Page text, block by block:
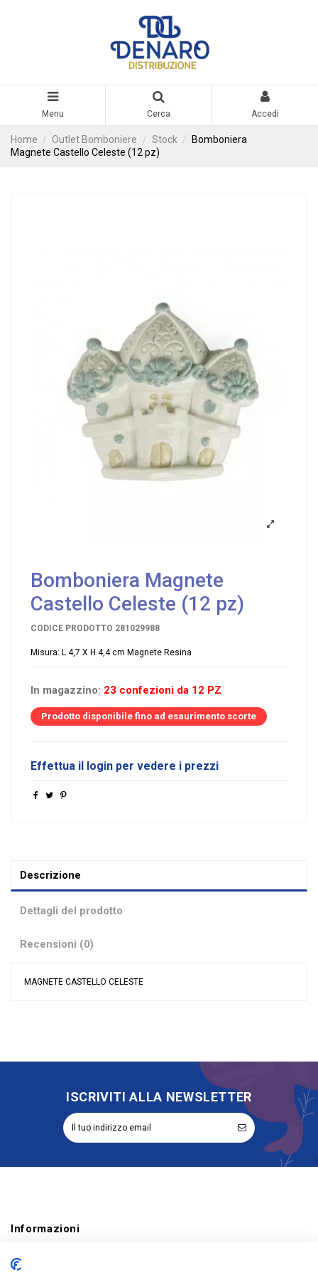
Menu Cerca Accedi
Home Outlet Bomboniere Stock
Bomboniera
Magnete Castello Celeste (12 pz)
Bomboniera Magnete
Castello Celeste (12 pz)
CODICE PRODOTTO 281029988
Misura: L 4,7 X H 4,4 cm Magnete Resina
In magazzino: 23 confezioni da 12 PZ
Prodotto disponibile fino ad esaurimento scorte
Effettua il login per vedere i prezzi
Descrizione
Dettagli del prodotto
Recensioni (0)
MAGNETE CASTELLO CELESTE
Riordinabile No
ISCRIVITI ALLA NEWSLETTER
Informazioni
Account